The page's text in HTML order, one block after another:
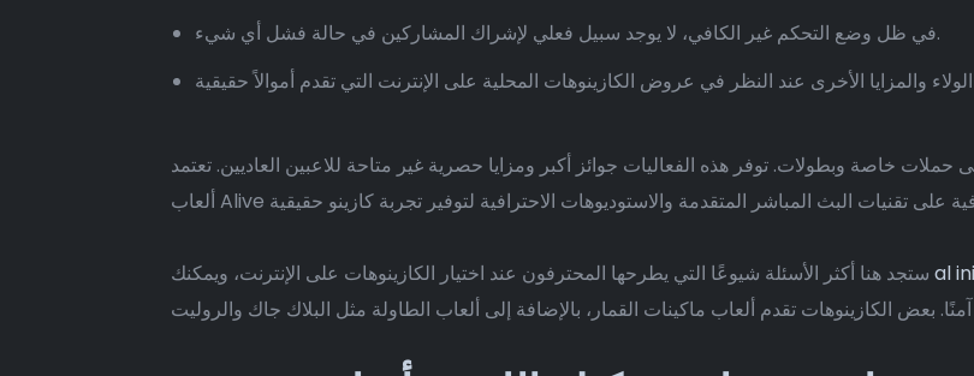
في ظل وضع التحكم غير الكافي، لا يوجد سبيل فعلي لإشراك المشاركين في حالة فشل أي شيء.
حملات خاصة وبطولات. توفر هذه الفعاليات جوائز أكبر ومزايا حصرية غير متاحة للاعبين العاديين. تعتمد
al